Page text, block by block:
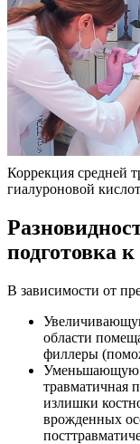
Коррекция средней
гиалуроновой
подготовка
В зависимости от
области
филлеры
Уменьшающую
травматичная
излишки
врожденных